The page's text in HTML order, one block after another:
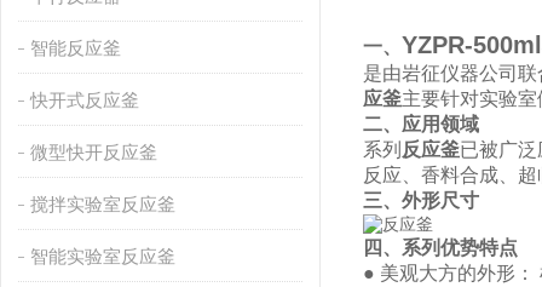
智能反应釜
快开式反应釜
微型快开反应釜
搅拌实验室反应釜
智能实验室反应釜
一、 YZPR-
是由岩征仪器公司
应釜主要针对实验
二、 应用领域
系列 反应釜已被广
反应、香料合成、
三、 外形尺寸
四、
系列优势特点
● 美观大方的外形